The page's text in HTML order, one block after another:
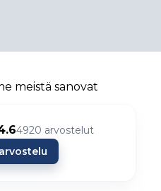
meistä sanovat
4920 arvostelut